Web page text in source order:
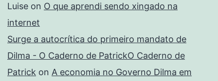
Luise on O que aprendi sendo xingado na
internet
Surge a autocrítica do primeiro mandato de
Dilma - O Caderno de PatrickO Caderno de
Patrick on A economia no Governo Dilma em